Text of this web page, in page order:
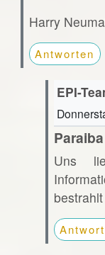
Harry
Antworten
EPI-
Uns